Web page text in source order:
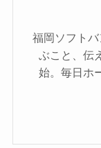
福岡ソフト
ぶこと、伝
始。毎日ホ